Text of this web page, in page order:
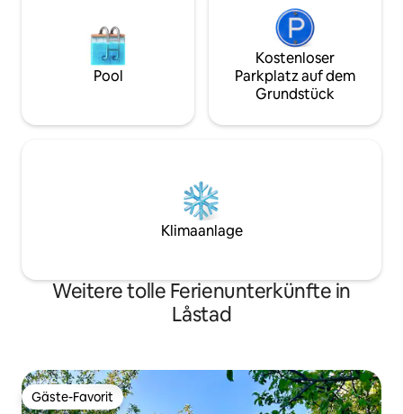
Pool
Kostenloser
Parkplatz auf dem
Grundstück
Klimaanlage
Weitere tolle Ferienunterkünfte in
Låstad
Gäste-Favorit
Gäste-Favorit